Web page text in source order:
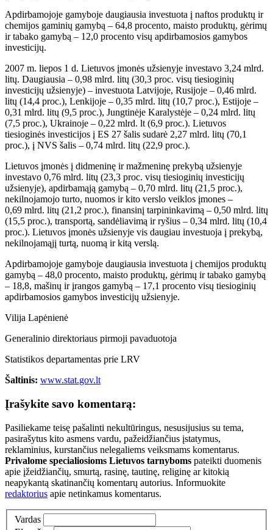
Apdirbamojoje gamyboje daugiausia investuota į naftos produktų ir
chemijos gaminių gamybą – 64,8 procento, maisto produktų, gėrimų
ir tabako gamybą – 12,0 procento visų apdirbamosios gamybos
investicijų.
2007 m. liepos 1 d. Lietuvos įmonės užsienyje investavo 3,24 mlrd.
litų. Daugiausia – 0,98 mlrd. litų (30,3 proc. visų tiesioginių
investicijų užsienyje) – investuota Latvijoje, Rusijoje – 0,46 mlrd.
litų (14,4 proc.), Lenkijoje – 0,35 mlrd. litų (10,7 proc.), Estijoje –
0,31 mlrd. litų (9,5 proc.), Jungtinėje Karalystėje – 0,24 mlrd. litų
(7,5 proc.), Ukrainoje – 0,22 mlrd. lt (6,9 proc.). Lietuvos
tiesioginės investicijos į ES 27 šalis sudarė 2,27 mlrd. litų (70,1
proc.), į NVS šalis – 0,74 mlrd. litų (22,9 proc.).
Lietuvos įmonės į didmeninę ir mažmeninę prekybą užsienyje
investavo 0,76 mlrd. litų (23,3 proc. visų tiesioginių investicijų
užsienyje), apdirbamąją gamybą – 0,70 mlrd. litų (21,5 proc.),
nekilnojamojo turto, nuomos ir kito verslo veiklos įmones –
0,69 mlrd. litų (21,2 proc.), finansinį tarpininkavimą – 0,50 mlrd. litų
(15,5 proc.), transportą, sandėliavimą ir ryšius – 0,34 mlrd. litų (10,4
proc.). Lietuvos įmonės užsienyje vis daugiau investuoja į prekybą,
nekilnojamąjį turtą, nuomą ir kitą verslą.
Apdirbamojoje gamyboje daugiausia investuota į chemijos produktų
gamybą – 48,0 procento, maisto produktų, gėrimų ir tabako gamybą
– 18,8, mašinų ir įrangos gamybą – 17,1 procento visų tiesioginių
apdirbamosios gamybos investicijų užsienyje.
Vilija Lapėnienė
Generalinio direktoriaus pirmoji pavaduotoja
Statistikos departamentas prie LRV
Šaltinis: www.stat.gov.lt
Įrašykite savo komentarą:
Pasiliekame teisę pašalinti nekultūringus, nesusijusius su tema,
pasirašytus kito asmens vardu, pažeidžiančius įstatymus,
reklaminius, kurstančius nelegaliems veiksmams komentarus.
Privalome specialiosioms Lietuvos tarnyboms pateikti duomenis
apie įžeidžiančių, smurtą, rasinę, tautinę, religinę ar kitokią
neapykantą skatinančių komentarų autorius. Informuokite
redaktorius apie netinkamus komentarus.
Vardas